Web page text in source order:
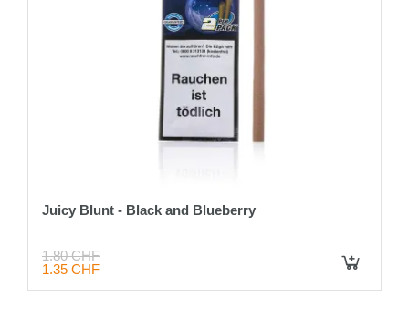
Juicy Blunt - Black and Blueberry
1.80 CHF
1.35 CHF